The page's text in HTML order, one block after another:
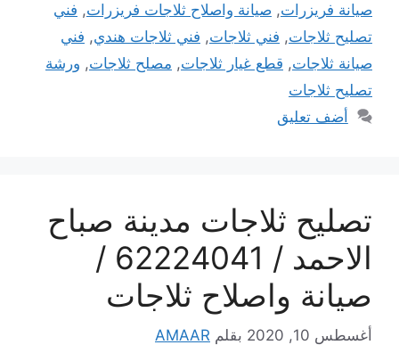
صيانة فريزرات, صيانة واصلاح ثلاجات فريزرات, فني
تصليح ثلاجات, فني ثلاجات, فني ثلاجات هندي, فني
صيانة ثلاجات, قطع غيار ثلاجات, مصلح ثلاجات, ورشة
تصليح ثلاجات
أضف تعليق
تصليح ثلاجات مدينة صباح
الاحمد / 62224041 /
صيانة واصلاح ثلاجات
أغسطس 10, 2020 بقلم AMAAR